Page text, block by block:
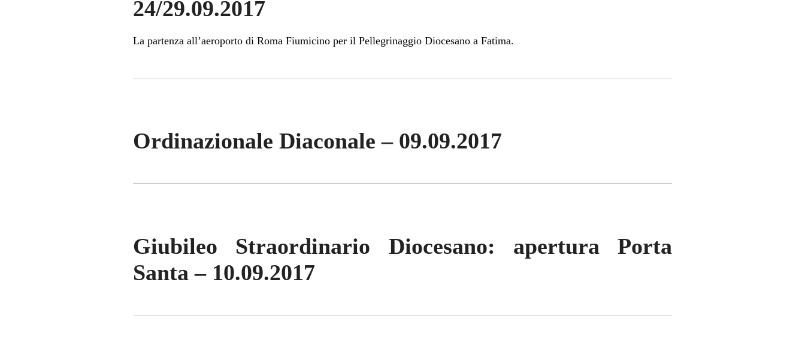
24/29.09.2017
La partenza all’aeroporto di Roma Fiumicino per il Pellegrinaggio Diocesano a Fatima.
Ordinazionale Diaconale – 09.09.2017
Giubileo Straordinario Diocesano: apertura Porta
Santa – 10.09.2017